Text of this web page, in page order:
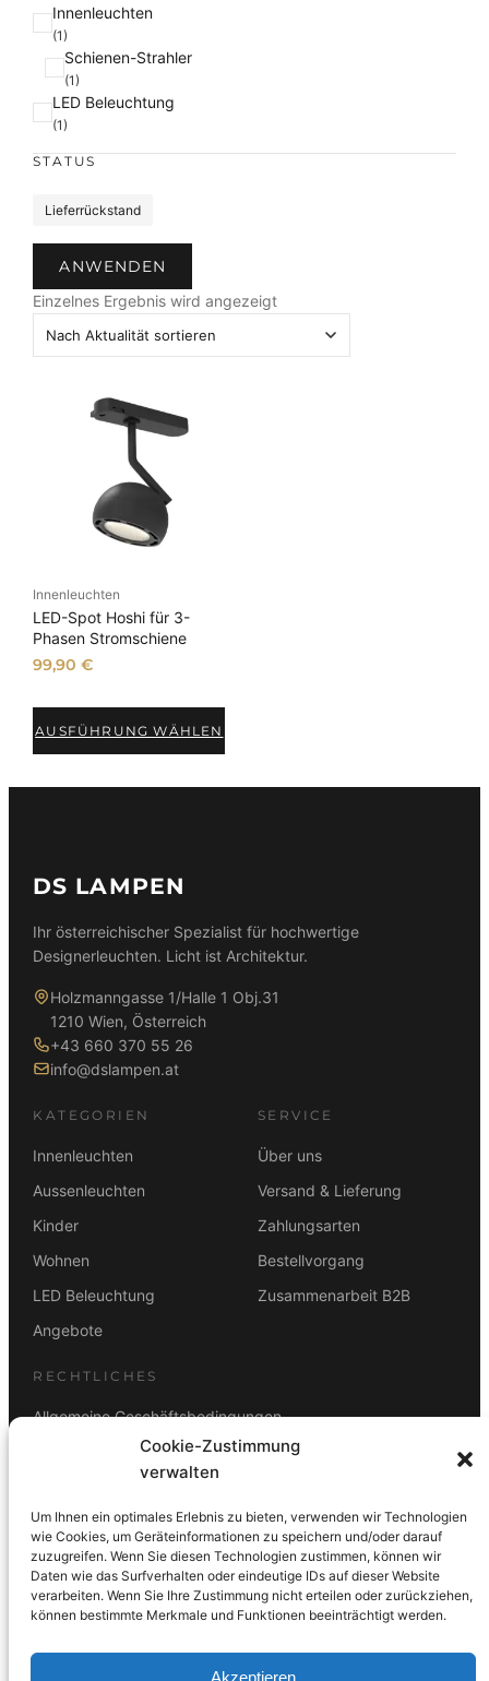
Cookie-Zustimmung
verwalten
Um Ihnen ein optimales Erlebnis zu bieten, verwenden wir Technologien
wie Cookies, um Geräteinformationen zu speichern und/oder darauf
zuzugreifen. Wenn Sie diesen Technologien zustimmen, können wir
Daten wie das Surfverhalten oder eindeutige IDs auf dieser Website
verarbeiten. Wenn Sie Ihre Zustimmung nicht erteilen oder zurückziehen,
können bestimmte Merkmale und Funktionen beeinträchtigt werden.
Akzeptieren
K
a
g
r
Innenleuchten
(1)
Schienen-Strahler
(1)
LED Beleuchtung
(1)
STATUS
u
Lieferrückstand
ANWENDEN
Einzelnes Ergebnis wird angezeigt
Innenleuchten
LED-Spot Hoshi für 3-
Phasen Stromschiene
99,90€
AUSFÜHRUNG WÄHLEN
DS LAMPEN
Ihr österreichischer Spezialist für hochwertige
Designerleuchten. Licht ist Architektur.
Holzmanngasse 1/Halle 1 Obj.31
1210 Wien, Österreich
+43 660 370 55 26
info@dslampen.at
KATEGORIEN
Innenleuchten
Aussenleuchten
Kinder
Wohnen
LED Beleuchtung
Angebote
SERVICE
Über uns
Versand & Lieferung
Zahlungsarten
Bestellvorgang
Zusammenarbeit B2B
RECHTLICHES
Allgemeine Geschäftsbedingungen
Rücktrittsbelehrung
ZAHLUNGSARTEN
Vorkasse Visa Mastercard Link PayPal
G-Pay